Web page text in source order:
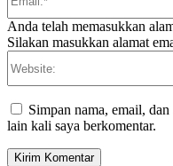
Anda telah memasukkan
Silakan masukkan alamat
Simpan nama, email,
lain kali saya berkomentar.